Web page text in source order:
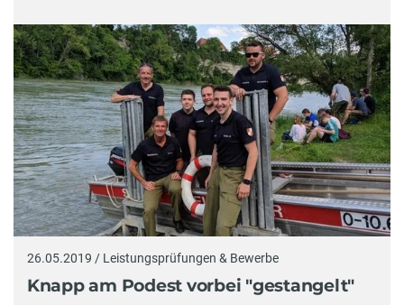
26.05.2019 / Leistungsprüfungen & Bewerbe
Knapp am Podest vorbei "gestangelt"